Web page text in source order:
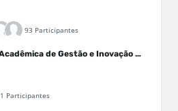
93 Participantes
Liga Acadêmica de Gestão e Inovação Médica - LAGIM
1 Participantes